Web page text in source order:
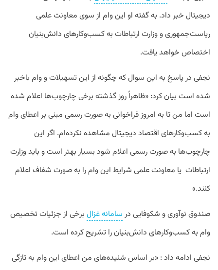
دیجیتال خبر داد. به گفته او این وام از سوی معاونت علمی
ریاست‌جمهوری و وزارت ارتباطات به کسب‌وکارهای دانش‌بنیان
اختصاص خواهد یافت.
نجفی در پاسخ به این سوال که چگونه از این تسهیلات و وام باخبر
شده است بیان کرد: «ظاهراً روز گذشته برخی چارچوب‌ها اعلام شده
است اما من تا به امروز فراخوانی به صورت رسمی مبنی بر اعطای وام
به کسب‌وکارهای اقتصاد دیجیتال مشاهده نکرده‌ام. اگر این
چارچوب‌ها به صورت رسمی اعلام شود بسیار بهتر است و باید وزارت
ارتباطات یا معاونت علمی شرایط این وام را به صورت شفاف اعلام
کنند.»
صندوق نوآوری و شکوفایی در سامانه غزال برخی از جزئیات تخصیص
وام به کسب‌وکارهای دانش‌بنیان را تشریح کرده است.
نجفی ادامه داد : «بر اساس شنیده‌های من اعطای این وام به تازگی